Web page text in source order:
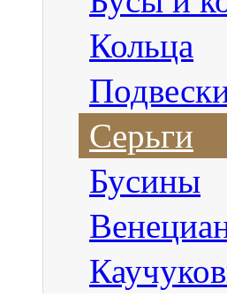
Кольца
Серьги
Бусины